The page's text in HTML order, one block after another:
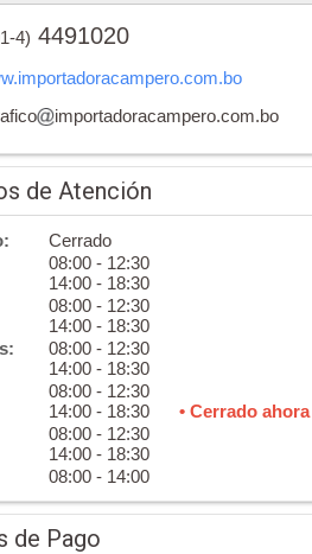
4) 4491020
importadoracampero.com.bo
de Atención
Cerrado
08:00 - 12:30
14:00 - 18:30
08:00 - 12:30
14:00 - 18:30
08:00 - 12:30
14:00 - 18:30
08:00 - 12:30
14:00 - 18:30
• Cerrado ahora
08:00 - 12:30
14:00 - 18:30
08:00 - 14:00
de Pago